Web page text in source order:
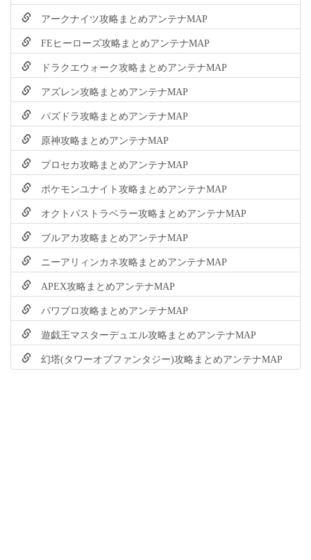
アークナイツ攻略まとめアンテナMAP
FEヒーローズ攻略まとめアンテナMAP
ドラクエウォーク攻略まとめアンテナMAP
アズレン攻略まとめアンテナMAP
パズドラ攻略まとめアンテナMAP
原神攻略まとめアンテナMAP
プロセカ攻略まとめアンテナMAP
ポケモンユナイト攻略まとめアンテナMAP
オクトパストラベラー攻略まとめアンテナMAP
ブルアカ攻略まとめアンテナMAP
ニーアリィンカネ攻略まとめアンテナMAP
APEX攻略まとめアンテナMAP
パワプロ攻略まとめアンテナMAP
遊戯王マスターデュエル攻略まとめアンテナMAP
幻塔(タワーオブファンタジー)攻略まとめアンテナMAP